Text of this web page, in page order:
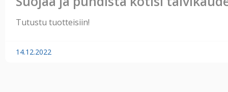
Tutustu tuotteisiin!
14.12.2022